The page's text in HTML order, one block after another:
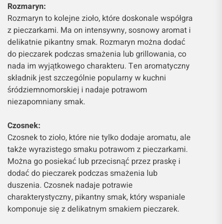
Rozmaryn:
Rozmaryn to kolejne zioło, które doskonale współgra
z pieczarkami. Ma on intensywny, sosnowy aromat i
delikatnie pikantny smak. Rozmaryn można dodać
do pieczarek podczas smażenia lub grillowania, co
nada im wyjątkowego charakteru. Ten aromatyczny
składnik jest szczególnie popularny w kuchni
śródziemnomorskiej i nadaje potrawom
niezapomniany smak.
Czosnek:
Czosnek to zioło, które nie tylko dodaje aromatu, ale
także wyrazistego smaku potrawom z pieczarkami.
Można go posiekać lub przecisnąć przez praskę i
dodać do pieczarek podczas smażenia lub
duszenia. Czosnek nadaje potrawie
charakterystyczny, pikantny smak, który wspaniale
komponuje się z delikatnym smakiem pieczarek.